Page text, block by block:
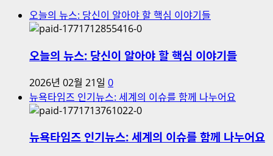
오늘의 뉴스: 당신이 알아야 할 핵심 이야기들
오늘의 뉴스: 당신이 알아야 할 핵심 이야기들
2026년 02월 21일 0
뉴욕타임즈 인기뉴스: 세계의 이슈를 함께 나누어요
뉴욕타임즈 인기뉴스: 세계의 이슈를 함께 나누어요